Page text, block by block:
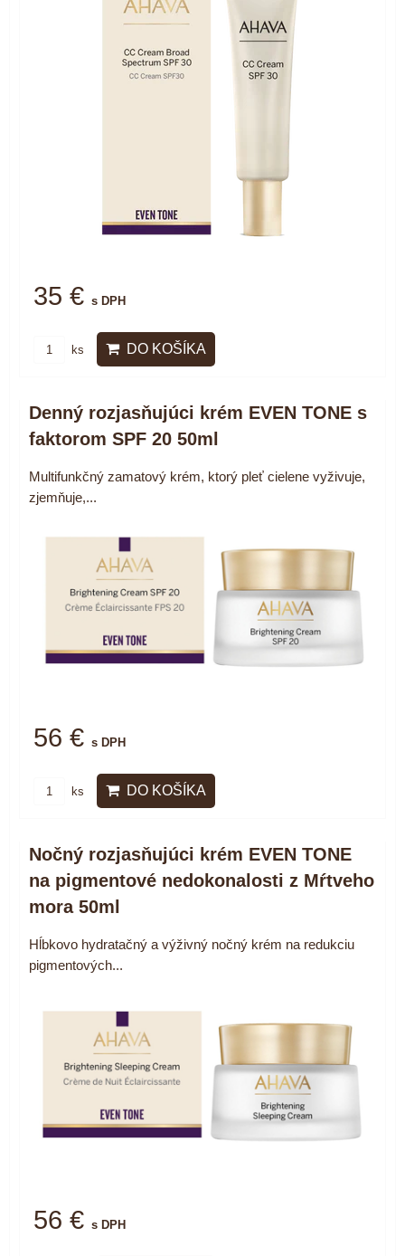
35 € s DPH
ks DO KOŠÍKA
Denný rozjasňujúci krém EVEN TONE s
faktorom SPF 20 50ml
Multifunkčný zamatový krém, ktorý pleť cielene vyživuje,
zjemňuje,...
56 € s DPH
ks DO KOŠÍKA
Nočný rozjasňujúci krém EVEN TONE
na pigmentové nedokonalosti z Mŕtveho
mora 50ml
Hĺbkovo hydratačný a výživný nočný krém na redukciu
pigmentových...
56 € s DPH